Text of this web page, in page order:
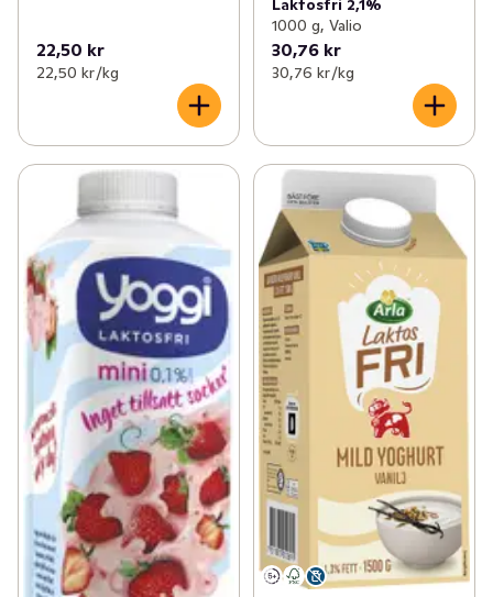
22,50 kr
22,50 kr /kg
Laktosfri 2,1%
1000 g, Valio
30,76 kr
30,76 kr /kg